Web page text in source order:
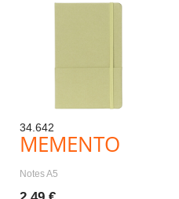
34.642
MEMENTO
Notes A5